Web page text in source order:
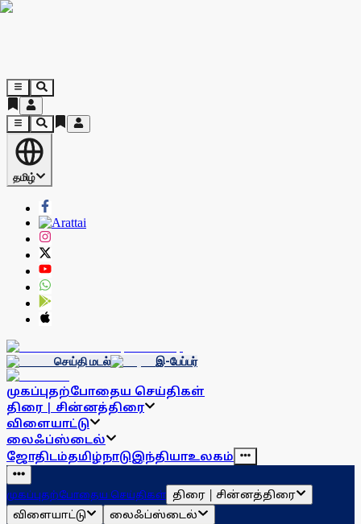
தமிழ்
செய்தி மடல் இ-பேப்பர்
முகப்புதற்போதைய செய்திகள்
திரை | சின்னத்திரை
விளையாட்டு
லைஃப்ஸ்டைல்
ஜோதிடம்தமிழ்நாடுஇந்தியாஉலகம்
முகப்புதற்போதைய செய்திகள் திரை | சின்னத்திரை
விளையாட்டு
லைஃப்ஸ்டைல்